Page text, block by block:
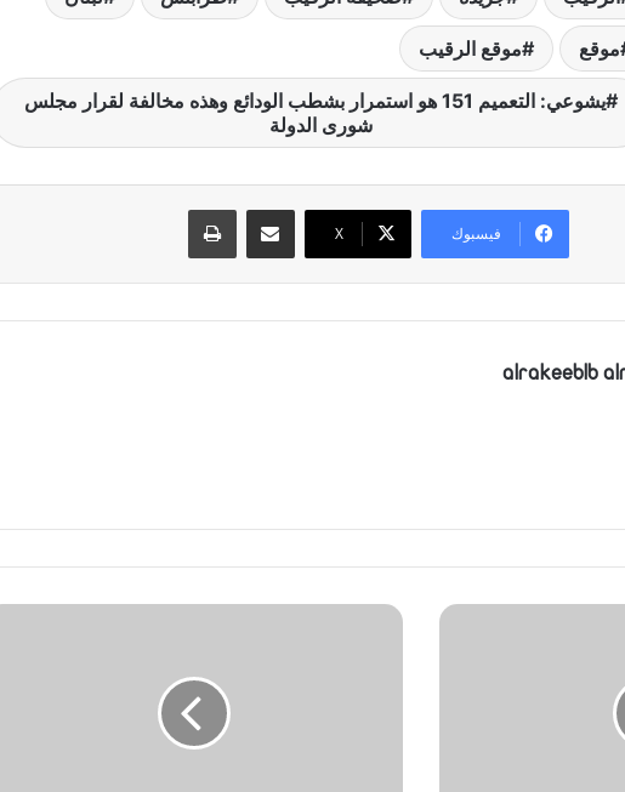
موقع موقع الرقيب
يشوعي: التعميم 151 هو استمرار بشطب الودائع وهذه مخالفة لقرار مجلس
شورى الدولة
فيسبوك X
alrakeeblb